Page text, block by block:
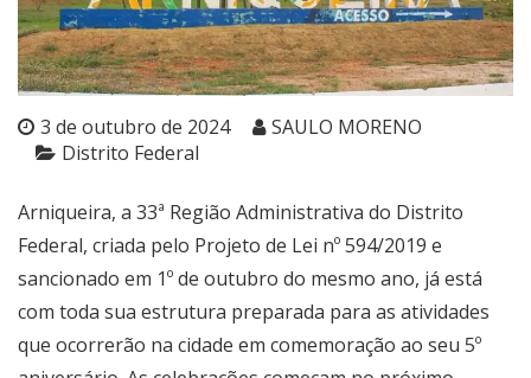
3 de outubro de 2024
SAULO MORENO
Distrito Federal
Arniqueira, a 33ª Região Administrativa do Distrito
Federal, criada pelo Projeto de Lei nº 594/2019 e
sancionado em 1º de outubro do mesmo ano, já está
com toda sua estrutura preparada para as atividades
que ocorrerão na cidade em comemoração ao seu 5º